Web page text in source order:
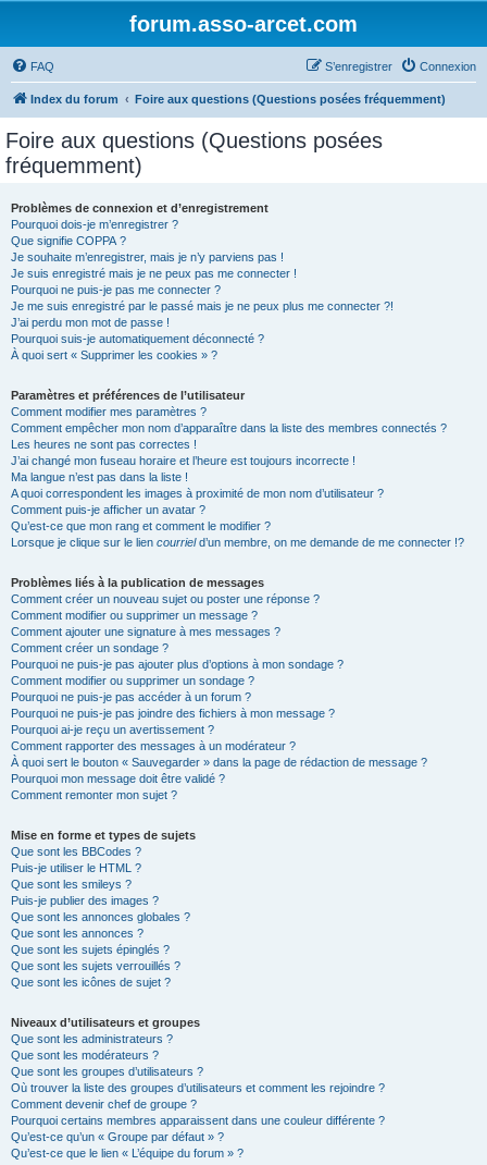
forum.asso-arcet.com
FAQ Connexion
S’enregistrer
Index du forum Foire aux questions (Questions posées fréquemment)
Foire aux questions (Questions posées
fréquemment)
Problèmes de connexion et d’enregistrement
Pourquoi dois-je m’enregistrer ?
Que signifie COPPA ?
Je souhaite m’enregistrer, mais je n’y parviens pas !
Je suis enregistré mais je ne peux pas me connecter !
Pourquoi ne puis-je pas me connecter ?
Je me suis enregistré par le passé mais je ne peux plus me connecter ?!
J’ai perdu mon mot de passe !
Pourquoi suis-je automatiquement déconnecté ?
À quoi sert « Supprimer les cookies » ?
Paramètres et préférences de l’utilisateur
Comment modifier mes paramètres ?
Comment empêcher mon nom d’apparaître dans la liste des membres connectés ?
Les heures ne sont pas correctes !
J’ai changé mon fuseau horaire et l’heure est toujours incorrecte !
Ma langue n’est pas dans la liste !
A quoi correspondent les images à proximité de mon nom d’utilisateur ?
Comment puis-je afficher un avatar ?
Qu’est-ce que mon rang et comment le modifier ?
Lorsque je clique sur le lien courrield’un membre, on me demande de me connecter !?
Problèmes liés à la publication de messages
Comment créer un nouveau sujet ou poster une réponse ?
Comment modifier ou supprimer un message ?
Comment ajouter une signature à mes messages ?
Comment créer un sondage ?
Pourquoi ne puis-je pas ajouter plus d’options à mon sondage ?
Comment modifier ou supprimer un sondage ?
Pourquoi ne puis-je pas accéder à un forum ?
Pourquoi ne puis-je pas joindre des fichiers à mon message ?
Pourquoi ai-je reçu un avertissement ?
Comment rapporter des messages à un modérateur ?
À quoi sert le bouton « Sauvegarder » dans la page de rédaction de message ?
Pourquoi mon message doit être validé ?
Comment remonter mon sujet ?
Mise en forme et types de sujets
Que sont les BBCodes ?
Puis-je utiliser le HTML ?
Que sont les smileys ?
Puis-je publier des images ?
Que sont les annonces globales ?
Que sont les annonces ?
Que sont les sujets épinglés ?
Que sont les sujets verrouillés ?
Que sont les icônes de sujet ?
Niveaux d’utilisateurs et groupes
Que sont les administrateurs ?
Que sont les modérateurs ?
Que sont les groupes d’utilisateurs ?
Où trouver la liste des groupes d’utilisateurs et comment les rejoindre ?
Comment devenir chef de groupe ?
Pourquoi certains membres apparaissent dans une couleur différente ?
Qu’est-ce qu’un « Groupe par défaut » ?
Qu’est-ce que le lien « L’équipe du forum » ?